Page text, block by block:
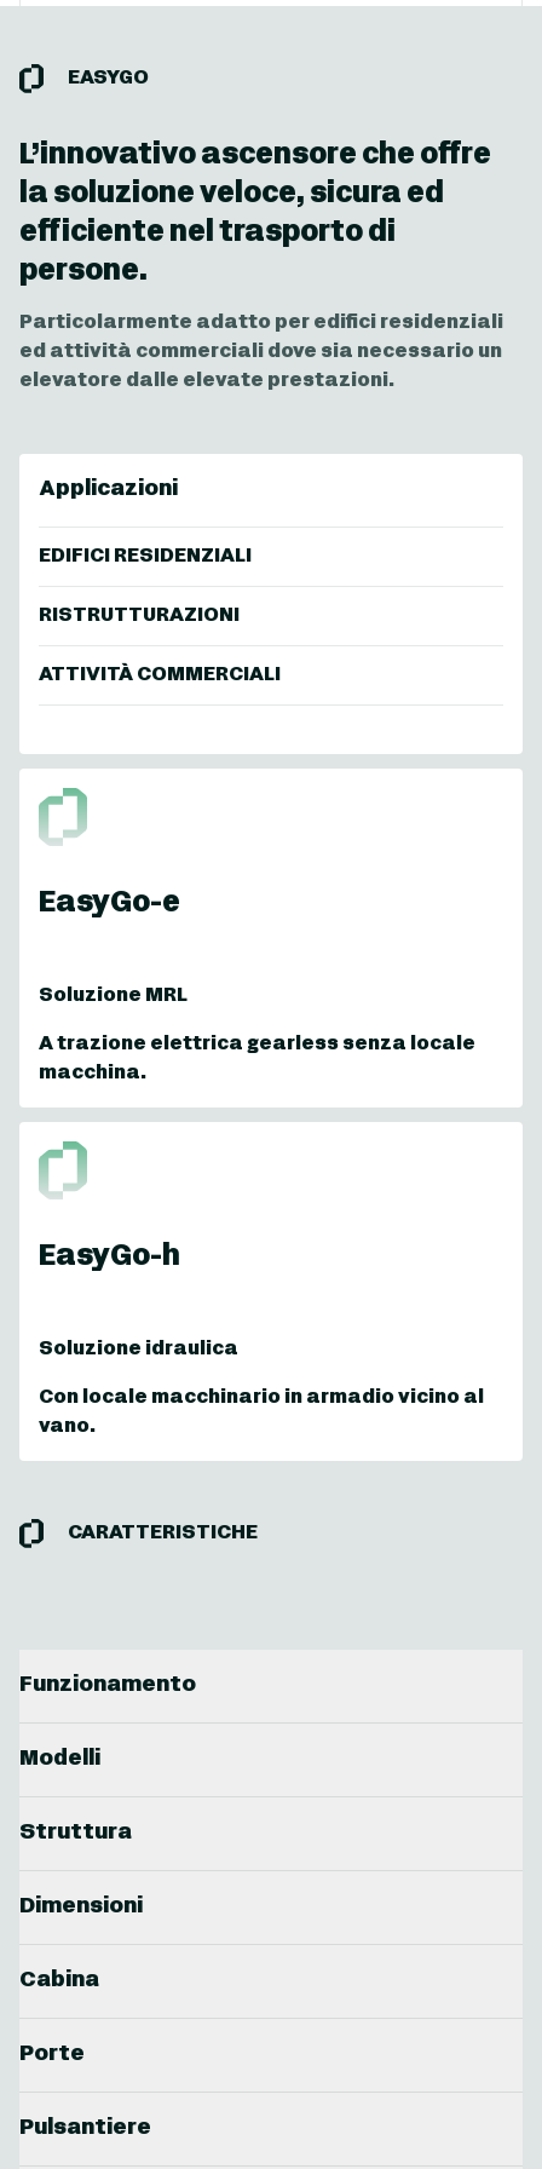
EASYGO
L’innovativo ascensore che offre
la soluzione veloce, sicura ed
efficiente nel trasporto di
persone.
Particolarmente adatto per edifici residenziali
ed attività commerciali dove sia necessario un
elevatore dalle elevate prestazioni.
Applicazioni
EDIFICI RESIDENZIALI
RISTRUTTURAZIONI
ATTIVITÀ COMMERCIALI
EasyGo-e
Soluzione MRL
A trazione elettrica gearless senza locale
macchina.
EasyGo-h
Soluzione idraulica
Con locale macchinario in armadio vicino al
vano.
CARATTERISTICHE
Funzionamento
Modelli
Struttura
Dimensioni
Cabina
Porte
Pulsantiere